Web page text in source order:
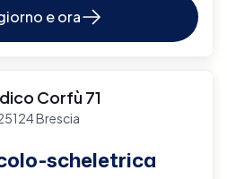
e ora
Corfù 71
Brescia
scheletrica